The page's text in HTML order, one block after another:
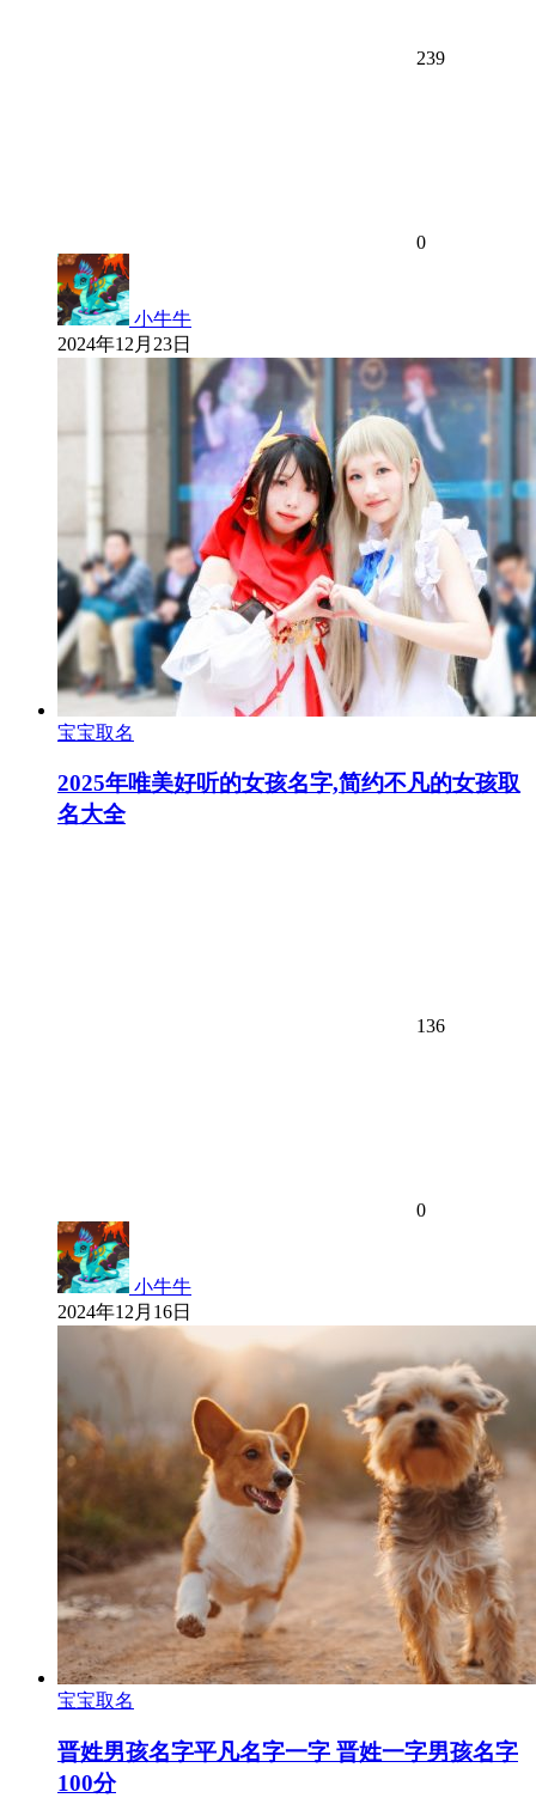
239
0
小牛牛
2024年12月23日
宝宝取名
2025年唯美好听的女孩名字,简约不凡的女孩取
名大全
136
0
小牛牛
2024年12月16日
宝宝取名
晋姓男孩名字平凡名字一字 晋姓一字男孩名字
100分